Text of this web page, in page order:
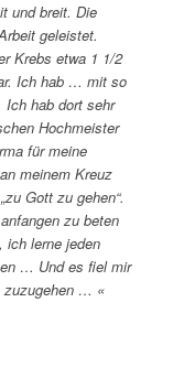
und breit. Die
geleistet.
Krebs etwa 1 1/2
Ich hab … mit so
hab dort sehr
Hochmeister
für meine
meinem Kreuz
Gott zu gehen“.
zu beten
lerne jeden
… Und es fiel mir
zuzugehen … «